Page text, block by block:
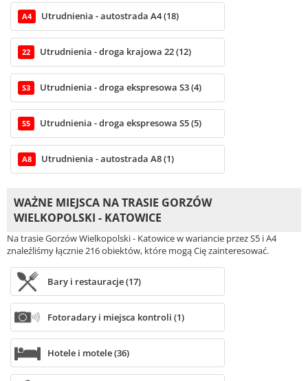
A4 Utrudnienia - autostrada A4 (18)
22 Utrudnienia - droga krajowa 22 (12)
S3 Utrudnienia - droga ekspresowa S3 (4)
S5 Utrudnienia - droga ekspresowa S5 (5)
A8 Utrudnienia - autostrada A8 (1)
WAŻNE MIEJSCA NA TRASIE GORZÓW
WIELKOPOLSKI - KATOWICE
Na trasie Gorzów Wielkopolski - Katowice w wariancie przez S5 i A4
znaleźliśmy łącznie 216 obiektów, które mogą Cię zainteresować.
Bary i restauracje (17)
Fotoradary i miejsca kontroli (1)
Hotele i motele (36)